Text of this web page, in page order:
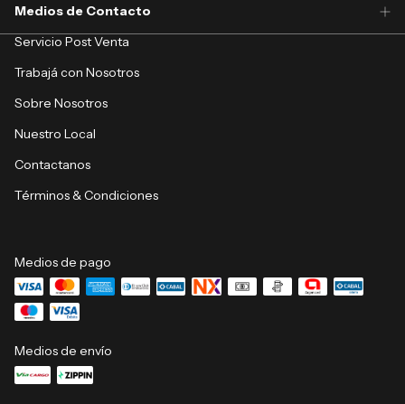
Medios de Contacto
Servicio Post Venta
Trabajá con Nosotros
Sobre Nosotros
Nuestro Local
Contactanos
Términos & Condiciones
Medios de pago
Medios de envío